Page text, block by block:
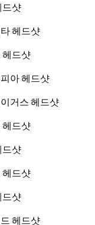
드샷
헤드샷
헤드샷
아 헤드샷
거스 헤드샷
헤드샷
드샷
헤드샷
드샷
헤드샷